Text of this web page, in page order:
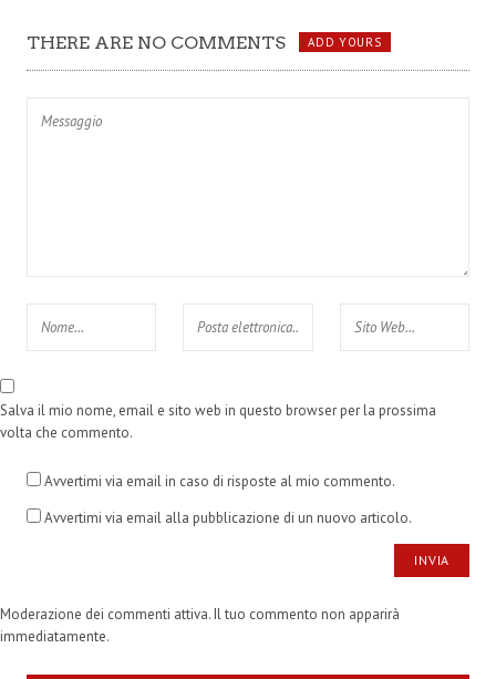
THERE ARE NO COMMENTS ADD YOURS
Salva il mio nome, email e sito web in questo browser per la prossima
volta che commento.
Avvertimi via email in caso di risposte al mio commento.
Avvertimi via email alla pubblicazione di un nuovo articolo.
Moderazione dei commenti attiva. Il tuo commento non apparirà
immediatamente.